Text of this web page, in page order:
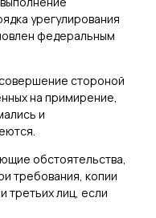
урегулирования
федеральным
стороной
на примирение,
и
обстоятельства,
требования, копии
третьих лиц, если